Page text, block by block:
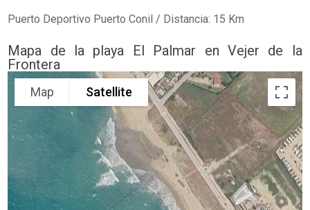
Puerto Deportivo Puerto Conil / Distancia: 15 Km
Mapa de la playa El Palmar en Vejer de la
Frontera
Map Satellite